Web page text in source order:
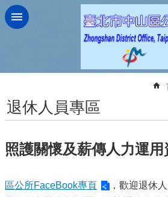
跳到主要內容區塊
退休人員專區
照護關懷及薪傳人力運用
區公所FaceBook專頁
，歡迎退休